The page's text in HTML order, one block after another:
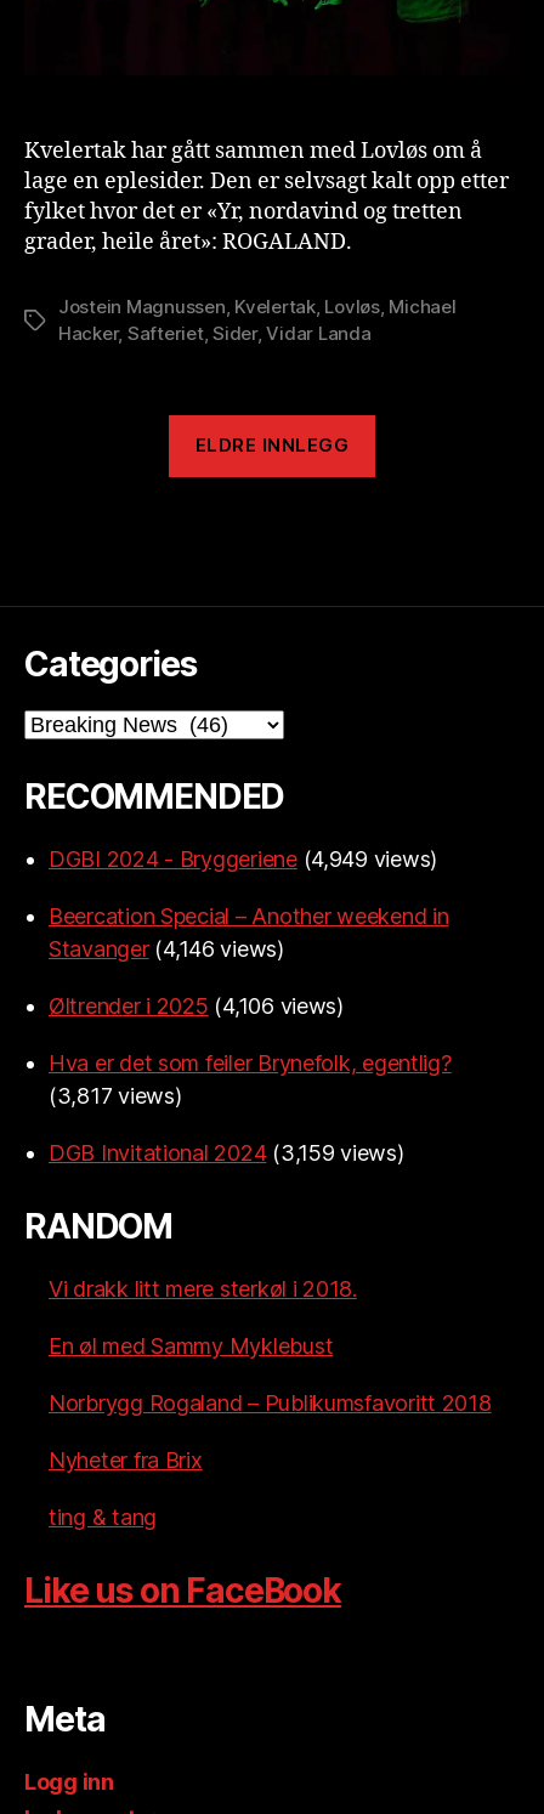
Kvelertak har gått sammen med Lovløs om å
lage en eplesider. Den er selvsagt kalt opp etter
fylket hvor det er «Yr, nordavind og tretten
grader, heile året»: ROGALAND.
Stikkord
Jostein Magnussen, Kvelertak, Lovløs, Michael
Hacker, Safteriet,Sider,Vidar Landa
ELDRE INNLEGG
Categories
Categories
RECOMMENDED
DGBI 2024 - Bryggeriene (4,949 views)
Beercation Special – Another weekend in
Stavanger (4,146 views)
Øltrender i 2025 (4,106 views)
Hva er det som feiler Brynefolk, egentlig?
(3,817 views)
DGB Invitational 2024 (3,159 views)
RANDOM
Vi drakk litt mere sterkøl i 2018.
En øl med Sammy Myklebust
Norbrygg Rogaland – Publikumsfavoritt 2018
Nyheter fra Brix
ting & tang
Like us on FaceBook
Meta
Logg inn